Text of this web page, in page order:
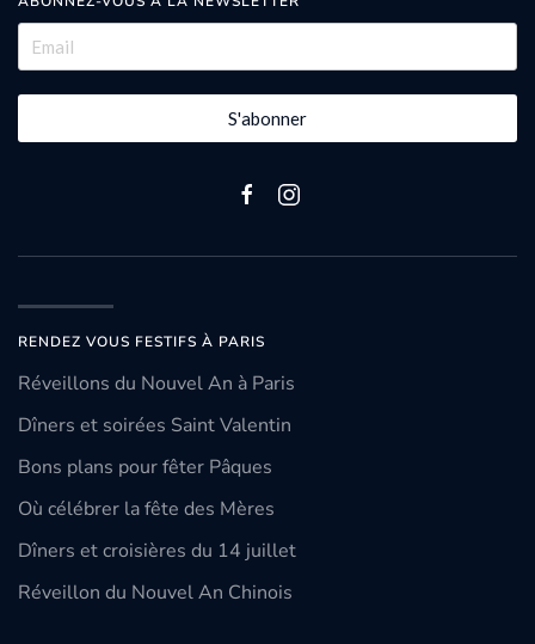
S'abonner
RENDEZ VOUS FESTIFS À PARIS
Réveillons du Nouvel An à Paris
Dîners et soirées Saint Valentin
Bons plans pour fêter Pâques
Où célébrer la fête des Mères
Dîners et croisières du 14 juillet
Réveillon du Nouvel An Chinois